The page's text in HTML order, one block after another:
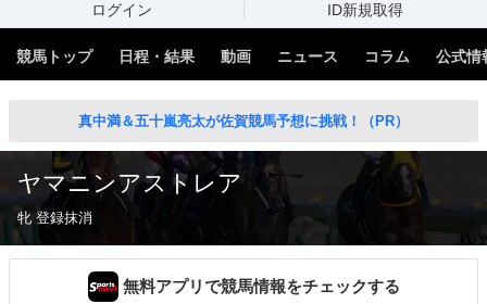
ログイン ID新規取得
競馬トップ 日程・結果 動画 ニュース コラム 公式情
真中満＆五十嵐亮太が佐賀競馬予想に挑戦！（PR）
ヤマニンアストレア
牝 登録抹消
無料アプリで競馬情報をチェックする